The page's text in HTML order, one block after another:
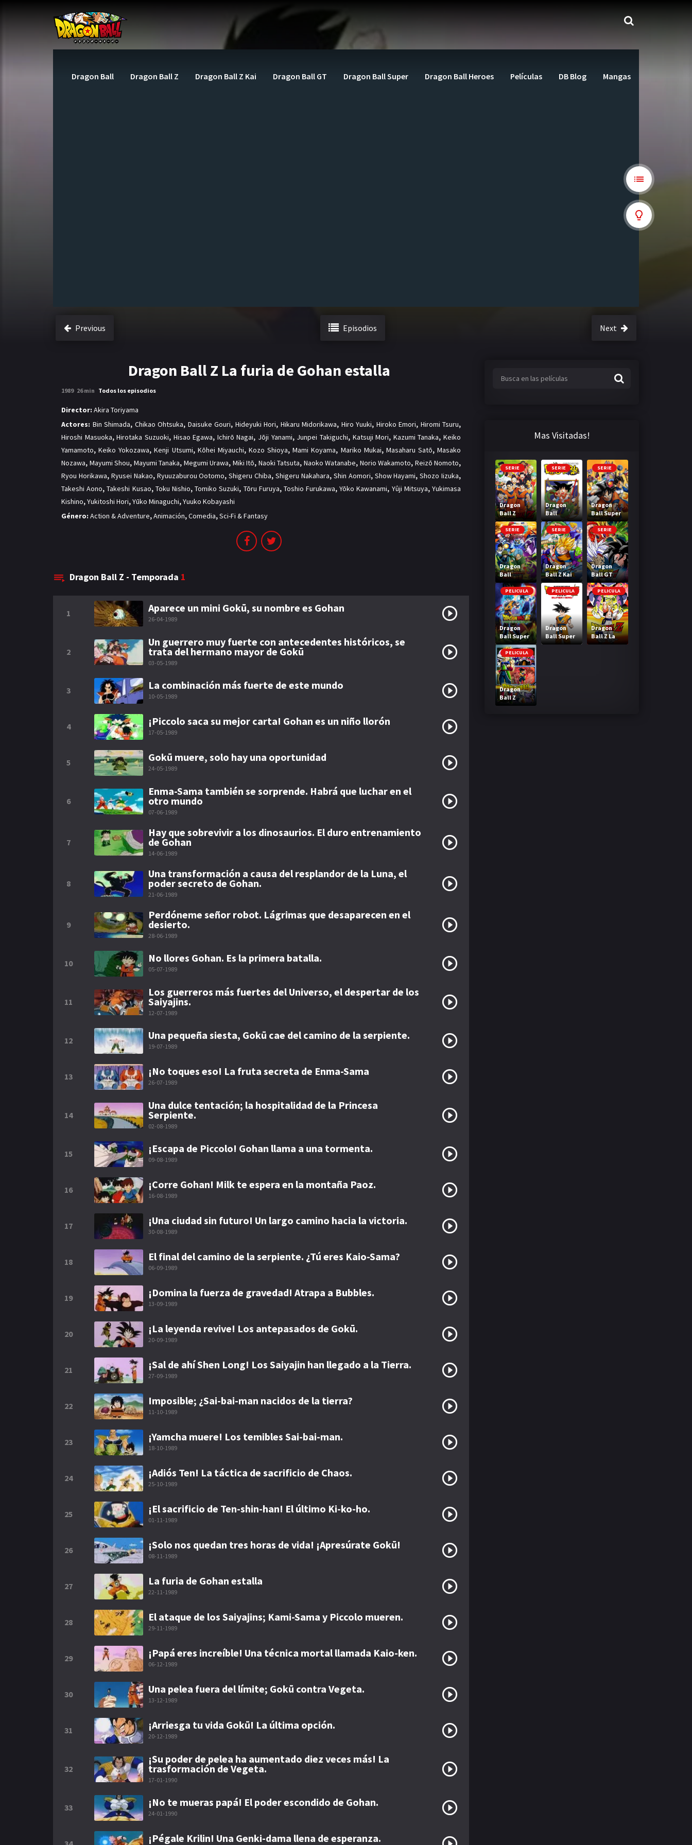
Dragon Ball Dragon Ball Z Dragon Ball Z Kai Dragon Ball GT Dragon Ball Super Dragon Ball Heroes Películas DB Blog Mangas
Previous Episodios Next
Dragon Ball Z La furia de Gohan estalla
1989 26 min Todos los episodios
Director: Akira Toriyama
Actores: Bin Shimada, Chikao Ohtsuka, Daisuke Gouri, Hideyuki Hori, Hikaru Midorikawa, Hiro Yuuki, Hiroko Emori, Hiromi Tsuru,
Hiroshi Masuoka,Hirotaka Suzuoki, Hisao Egawa, Ichirō Nagai, Jōji Yanami, Junpei Takiguchi, Katsuji Mori, Kazumi Tanaka, Keiko
Yamamoto,Keiko Yokozawa,Kenji Utsumi, Kōhei Miyauchi, Kozo Shioya,Mami Koyama, Mariko Mukai, Masaharu Satō,Masako
Nozawa, Mayumi Shou, Mayumi Tanaka, Megumi Urawa, Miki Itō, Naoki Tatsuta, Naoko Watanabe, Norio Wakamoto, Reizō Nomoto,
Ryou Horikawa, Ryusei Nakao, Ryuuzaburou Ootomo,Shigeru Chiba, Shigeru Nakahara, Shin Aomori, Show Hayami,Shozo Iizuka,
Takeshi Aono,Takeshi Kusao, Toku Nishio,Tomiko Suzuki, Tōru Furuya, Toshio Furukawa,Yōko Kawanami, Yûji Mitsuya, Yukimasa
Kishino,Yukitoshi Hori,Yūko Minaguchi,Yuuko Kobayashi
Género: Action & Adventure,Animación,Comedia,Sci-Fi & Fantasy
Dragon Ball Z - Temporada 1
1 Aparece un mini Gokū, su nombre es Gohan
26-04-1989
2
Un guerrero muy fuerte con antecedentes históricos, se
trata del hermano mayor de Gokū
03-05-1989
3 La combinación más fuerte de este mundo
10-05-1989
4 ¡Piccolo saca su mejor carta! Gohan es un niño llorón
17-05-1989
5 Gokū muere, solo hay una oportunidad
24-05-1989
6
Enma-Sama también se sorprende. Habrá que luchar en el
otro mundo
07-06-1989
7
Hay que sobrevivir a los dinosaurios. El duro entrenamiento
de Gohan
14-06-1989
8
Una transformación a causa del resplandor de la Luna, el
poder secreto de Gohan.
21-06-1989
9
Perdóneme señor robot. Lágrimas que desaparecen en el
desierto.
28-06-1989
10 No llores Gohan. Es la primera batalla.
05-07-1989
11
Los guerreros más fuertes del Universo, el despertar de los
Saiyajins.
12-07-1989
12 Una pequeña siesta, Gokū cae del camino de la serpiente.
19-07-1989
13 ¡No toques eso! La fruta secreta de Enma-Sama
26-07-1989
14
Una dulce tentación; la hospitalidad de la Princesa
Serpiente.
02-08-1989
15 ¡Escapa de Piccolo! Gohan llama a una tormenta.
09-08-1989
16 ¡Corre Gohan! Milk te espera en la montaña Paoz.
16-08-1989
17 ¡Una ciudad sin futuro! Un largo camino hacia la victoria.
30-08-1989
18 El final del camino de la serpiente. ¿Tú eres Kaio-Sama?
06-09-1989
19 ¡Domina la fuerza de gravedad! Atrapa a Bubbles.
13-09-1989
20 ¡La leyenda revive! Los antepasados de Gokū.
20-09-1989
21 ¡Sal de ahí Shen Long! Los Saiyajin han llegado a la Tierra.
27-09-1989
22 Imposible; ¿Sai-bai-man nacidos de la tierra?
11-10-1989
23 ¡Yamcha muere! Los temibles Sai-bai-man.
18-10-1989
24 ¡Adiós Ten! La táctica de sacrificio de Chaos.
25-10-1989
25 ¡El sacrificio de Ten-shin-han! El último Ki-ko-ho.
01-11-1989
26 ¡Solo nos quedan tres horas de vida! ¡Apresúrate Gokū!
08-11-1989
27 La furia de Gohan estalla
22-11-1989
28 El ataque de los Saiyajins; Kami-Sama y Piccolo mueren.
29-11-1989
29 ¡Papá eres increíble! Una técnica mortal llamada Kaio-ken.
06-12-1989
30 Una pelea fuera del límite; Gokū contra Vegeta.
13-12-1989
31 ¡Arriesga tu vida Gokū! La última opción.
20-12-1989
32
¡Su poder de pelea ha aumentado diez veces más! La
trasformación de Vegeta.
17-01-1990
33 ¡No te mueras papá! El poder escondido de Gohan.
24-01-1990
¡Pégale Krilin! Una Genki-dama llena de esperanza.
Mas Visitadas!
SERIE
Dragon
Ball Z
SERIE
Dragon
Ball
SERIE
Dragon
Ball Super
SERIE
Dragon
Ball
Heroes
SERIE
Dragon
Ball Z Kai
SERIE
Dragon
Ball GT
PELICULA
Dragon
Ball Super
Broly
PELICULA
Dragon
Ball Super
Super Hero
PELICULA
Dragon
Ball Z La
Fusion de
PELICULA
Dragon
Ball Z
Bardock El